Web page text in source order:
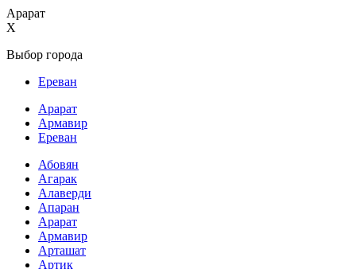
Арарат
X
Выбор города
Ереван
Арарат
Армавир
Ереван
Абовян
Агарак
Алаверди
Апаран
Арарат
Армавир
Арташат
Артик